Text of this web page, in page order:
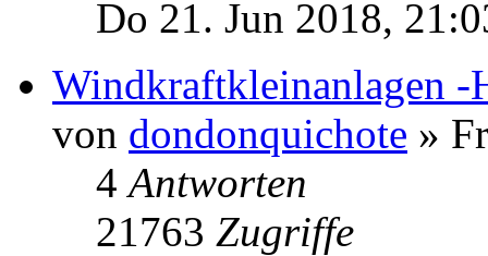
Do 21. Jun 2018,
Windkraftkleinanlagen -
von dondonquichote »
4Antworten
21763 Zugriffe